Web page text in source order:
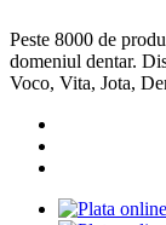
Peste 8000 de
domeniul dentar.
Voco, Vita, Jota,